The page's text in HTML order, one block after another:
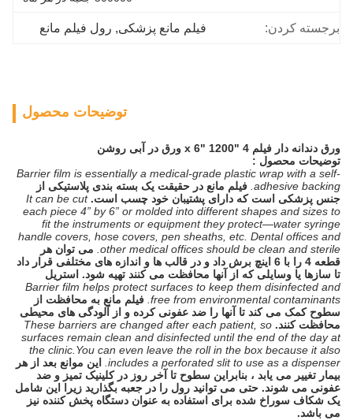
برجسته کردن: فیلم مانع پزشکی , رول فیلم مانع
توضیحات محصول
ورق دندانه دار فیلم 4 "x 6" 1200 ورق در آبی روشن
توضیحات محصول :
Barrier film is essentially a medical-grade plastic wrap with a self-
adhesive backing.
فیلم مانع در حقیقت یک بسته بندی پلاستیکی از
جنس پزشکی است که دارای پشتیبان خود چسب است. It can be cut
each piece 4” by 6” or molded into different shapes and sizes to
fit the instruments or equipment they protect—water syringe
handle covers, hose covers, pen sheaths, etc. Dental offices and
other medical offices should be clean and sterile.
می توان هر
قطعه 4 را با 6 اینچ برش داد و در قالب ها و اندازه های مختلفی قرار داد
تا سازها یا وسایلی که از آنها محافظت می کنند تهیه شود. استریل
Barrier film helps protect surfaces to keep them disinfected and
free from environmental contaminants.
فیلم مانع به محافظت از
سطوح کمک می کند تا آنها را ضد عفونی کرده و از آلودگی های محیطی
محافظت کنند. These barriers are changed after each patient, so
surfaces remain clean and disinfected until the end of the day at
the clinic.You can even leave the roll in the box because it also
includes a perforated slit to use as a dispenser.
این موانع بعد از هر
بیمار تغییر می یابد ، بنابراین سطوح تا آخر روز در کلینیک تمیز و ضد
عفونی می شوند. حتی می توانید رول را در جعبه بگذارید زیرا این شامل
یک شکاف سوراخ شده برای استفاده به عنوان دستگاه پخش کننده نیز
می باشد.